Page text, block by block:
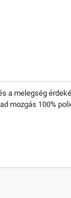
a melegség
mozgás 100%